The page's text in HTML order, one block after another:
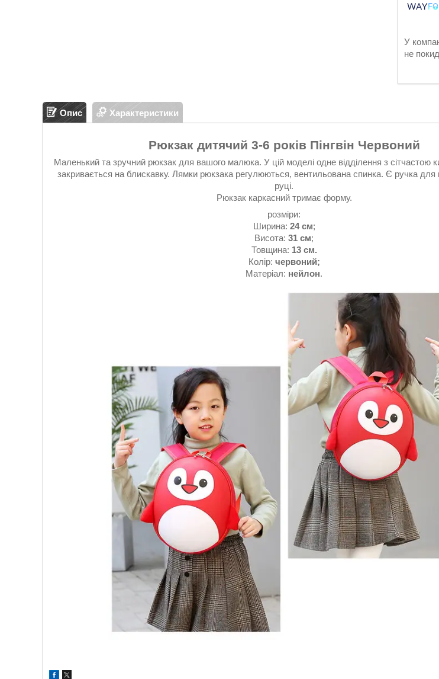
У
не
Опис Характеристики
Рюкзак дитячий 3-6 років Пінгвін Червоний
Маленький та зручний рюкзак для вашого малюка. У цій моделі одне відділення з сітчастою
закривається на блискавку. Лямки рюкзака регулюються, вентильована спинка. Є ручка для
руці.
Рюкзак каркасний тримає форму.
розміри:
Ширина: 24 см;
Висота: 31 см;
Товщина: 13 см.
Колір: червоний;
Матеріал: нейлон.